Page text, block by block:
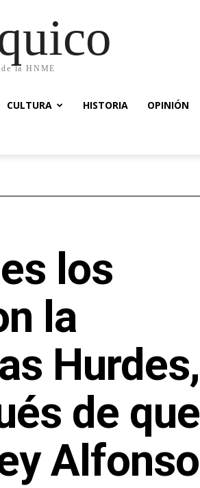
la HNME
CULTURA HISTORIA OPINIÓN
los
la
Hurdes,
de que
Alfonso